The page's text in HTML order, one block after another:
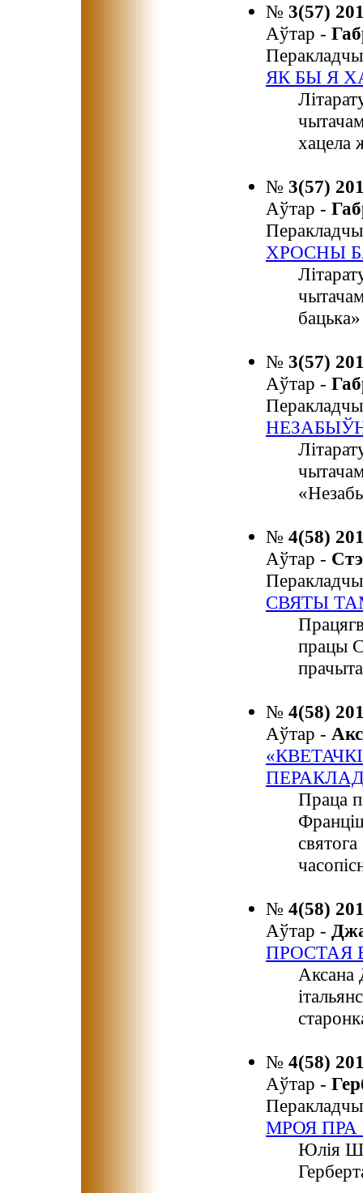
№ 3(57)
Аўтар -
ЯК БЫ Я
хацела
№ 3(57)
Аўтар -
ХРОСНЫ
№ 3(57)
Аўтар -
№ 4(58)
Аўтар -
СВЯТЫ
працы
№ 4(58)
Аўтар -
Праца
№ 4(58)
Аўтар -
ПРОСТАЯ
Аксана
№ 4(58)
Аўтар -
МРОЯ
Юлія